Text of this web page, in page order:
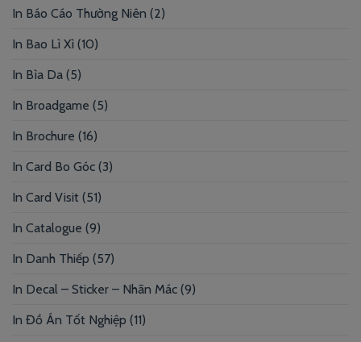
In Báo Cáo Thường Niên (2)
In Bao Lì Xì (10)
In Bìa Da (5)
In Broadgame (5)
In Brochure (16)
In Card Bo Góc (3)
In Card Visit (51)
In Catalogue (9)
In Danh Thiếp (57)
In Decal – Sticker – Nhãn Mác (9)
In Đồ Án Tốt Nghiệp (11)